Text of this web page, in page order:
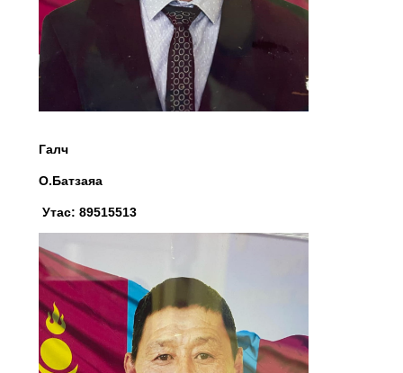
Галч
О.Батзаяа
Утас: 89515513